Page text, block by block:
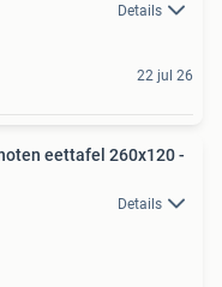
Details
22 jul 26
eettafel 260x120 -
Details